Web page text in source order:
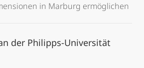
in Marburg ermöglichen
der Philipps-Universität